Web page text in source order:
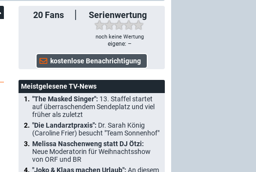
20 Fans Serienwertung
noch keine Wertung
eigene: –
Meistgelesene TV-News
"The Masked Singer": 13. Staffel startet
auf überraschendem Sendeplatz und viel
früher als zuletzt
"Die Landarztpraxis": Dr. Sarah König
(Caroline Frier) besucht "Team Sonnenhof"
Melissa Naschenweng statt DJ Ötzi:
Neue Moderatorin für Weihnachtsshow
von ORF und BR
"Joko & Klaas machen Urlaub": An diesem